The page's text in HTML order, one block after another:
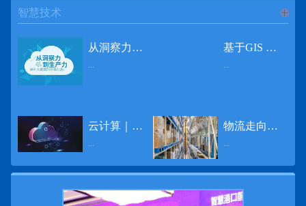
智慧技术
从洞察力到生产力 伊利大数据的价值创造
...
基于GIS 的小城市交通网络分析研究
...
云计算｜边缘计算将为物联网行业带来巨大增长
...
物流走向未来的“魔法师”
...